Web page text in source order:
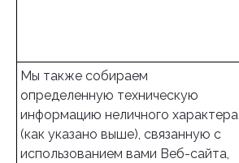
Мы также собираем
определенную техническую
информацию неличного характера
(как указано выше), связанную с
использованием вами Веб-сайта,